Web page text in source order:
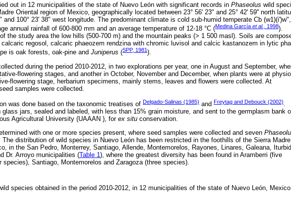
out in 12 municipalities of the state of Nuevo León with significant records in Phaseolus wild
Oriental region of Mexico, geographically located between 23° 56' 23" and 25° 42' 59'' north
and 100° 23' 38" west longitude. The predominant climate is cold sub-humid temperate Cb
annual rainfall of 600-800 mm and an average temperature of 12-18 °C (Medina García et al., 1998).
the study area the low hills (500-700 m) and the mountain peaks (> 1 500 masl). Soils are
regosol, calcaric phaeozem rendzina with chromic luvisol and calcic kastanozem in lytic
is oak forests, oak-pine and Juniperus (SPP, 1981).
during the period 2010-2012, in two explorations per year, one in August and September,
flowering stages, and another in October, November and December, when plants were at
flowering stage, herbarium specimens, mainly stems, leaves and flowers were collected. At
samples were collected.
was done based on the taxonomic treatises of Delgado-Salinas (1985) and Freytag and Debouck (2002).
glass jars, sealed and labeled, with less than 15% grain moisture, and sent to the germplasm bank
Agricultural University (UAAAN ), forex situ conservation.
with one or more species present, where seed samples were collected and seven
distribution of wild species in Nuevo León has been restricted in the foothills of the Sierra Madre
in the San Pedro, Monterrey, Santiago, Allende, Montemorelos, Rayones, Linares, Galeana,
Dr. Arroyo municipalities (Table 1), where the greatest diversity has been found in Aramberri (five
species), Santiago, Montemorelos and Zaragoza (three species).
species obtained in the period 2010-2012, in 12 municipalities of the state of Nuevo León, Mexico.